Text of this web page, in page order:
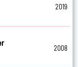
2019
2008